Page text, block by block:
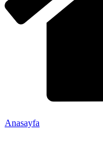
Anasayfa